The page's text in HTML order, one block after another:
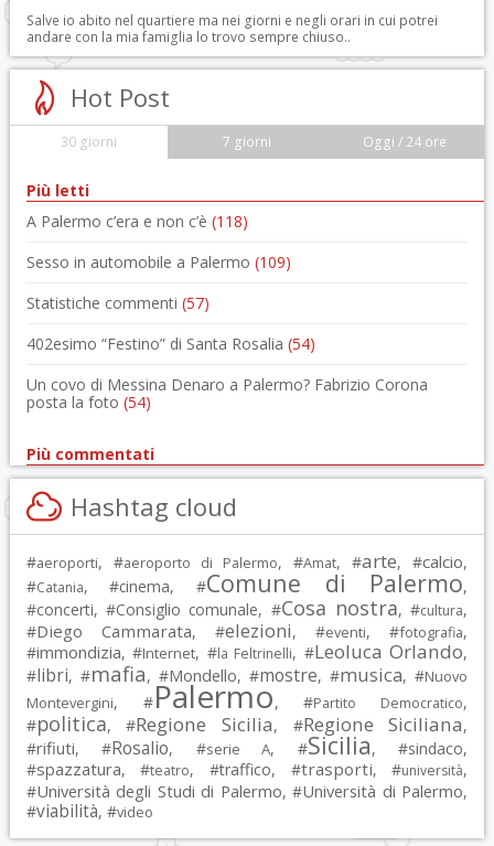
Salve io abito nel quartiere ma nei giorni e negli orari in cui potrei
andare con la mia famiglia lo trovo sempre chiuso..
Hot Post
30 giorni 7 giorni Oggi / 24 ore
Più letti
A Palermo c’era e non c’è (118)
Sesso in automobile a Palermo (109)
Statistiche commenti (57)
402esimo “Festino” di Santa Rosalia (54)
Un covo di Messina Denaro a Palermo? Fabrizio Corona
posta la foto (54)
Più commentati
Hashtag cloud
#aeroporti, #aeroporto di Palermo, #Amat, #arte, #calcio,
#Catania, #cinema, #Comune di Palermo,
#concerti, #Consiglio comunale, #Cosa nostra, #cultura,
#Diego Cammarata, #elezioni, #eventi, #fotografia,
#immondizia, #Internet, #la Feltrinelli, #Leoluca Orlando,
#libri, #mafia, #Mondello, #mostre, #musica, #Nuovo
Montevergini, #Palermo, #Partito Democratico,
#politica, #Regione Sicilia, #Regione Siciliana,
#rifiuti, #Rosalio, #serie A, #Sicilia, #sindaco,
#spazzatura, #teatro, #traffico, #trasporti, #università,
#Università degli Studi di Palermo, #Università di Palermo,
#viabilità, #video